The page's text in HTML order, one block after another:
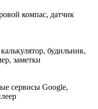
компас, датчик
будильник,
заметки
сервисы Google,